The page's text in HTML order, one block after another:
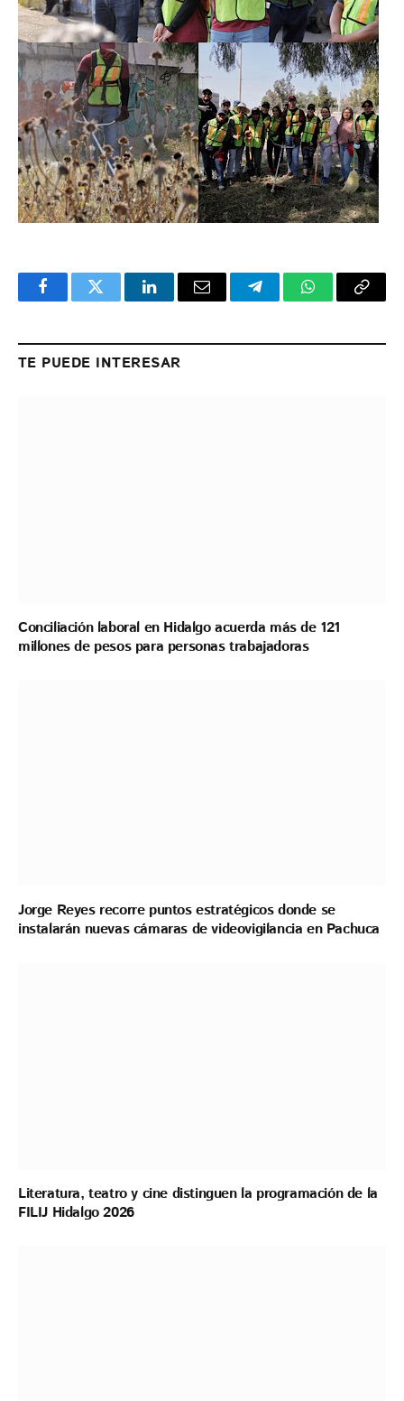
FacebookTwitter LinkedInEmail TelegramWhatsApp
Copy
TE PUEDE INTERESAR
Conciliación laboral en Hidalgo acuerda más de 121
millones de pesos para personas trabajadoras
Jorge Reyes recorre puntos estratégicos donde se
instalarán nuevas cámaras de videovigilancia en Pachuca
Literatura, teatro y cine distinguen la programación de la
FILIJ Hidalgo 2026